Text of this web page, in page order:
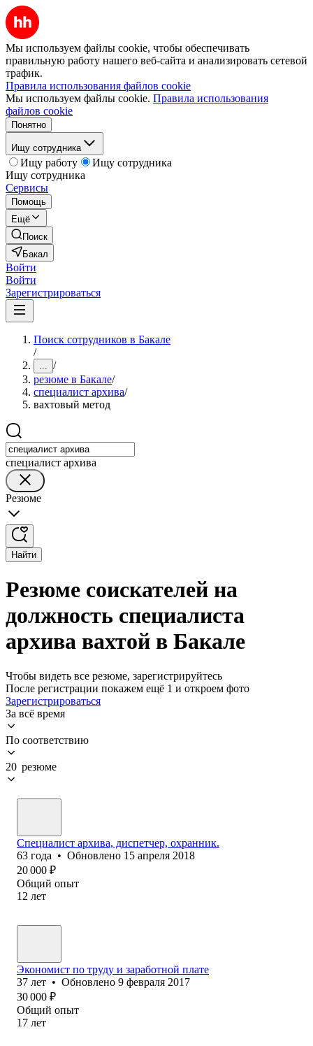
Мы используем файлы cookie, чтобы обеспечивать
правильную работу нашего веб-сайта и анализировать сетевой
трафик.
Правила использования файлов cookie
Мы используем файлы cookie. Правила использования
файлов cookie
Понятно
Ищу сотрудника
Ищу работу
Ищу сотрудника
Ищу сотрудника
Сервисы
Помощь
Ещё
Поиск
Бакал
Войти
Войти
Зарегистрироваться
Поиск сотрудников в Бакале
/
... /
резюме в Бакале/
специалист архива/
вахтовый метод
специалист архива
Резюме
Найти
Резюме соискателей на
должность специалиста
архива вахтой в Бакале
Чтобы видеть все резюме, зарегистрируйтесь
После регистрации покажем ещё 1 и откроем фото
Зарегистрироваться
За всё время
По соответствию
20 резюме
Специалист архива, диспетчер, охранник.
63 года • Обновлено 15 апреля 2018
20 000 ₽
Общий опыт
12 лет
Экономист по труду и заработной плате
37 лет • Обновлено 9 февраля 2017
30 000 ₽
Общий опыт
17 лет